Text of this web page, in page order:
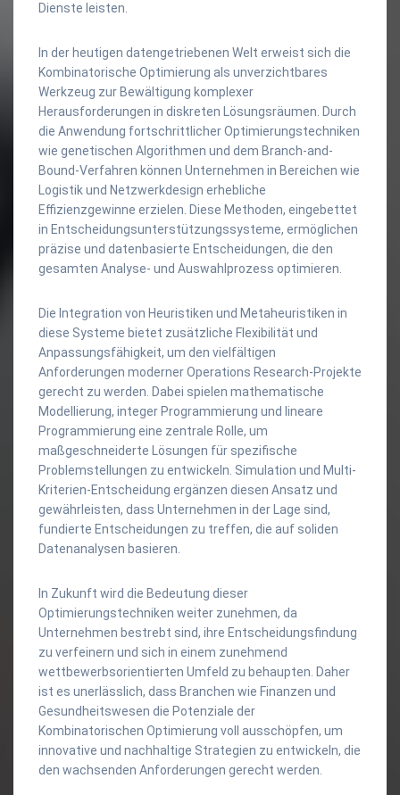
Dienste leisten.
In der heutigen datengetriebenen Welt erweist sich die
Kombinatorische Optimierung als unverzichtbares
Werkzeug zur Bewältigung komplexer
Herausforderungen in diskreten Lösungsräumen. Durch
die Anwendung fortschrittlicher Optimierungstechniken
wie genetischen Algorithmen und dem Branch-and-
Bound-Verfahren können Unternehmen in Bereichen wie
Logistik und Netzwerkdesign erhebliche
Effizienzgewinne erzielen. Diese Methoden, eingebettet
in Entscheidungsunterstützungssysteme, ermöglichen
präzise und datenbasierte Entscheidungen, die den
gesamten Analyse- und Auswahlprozess optimieren.
Die Integration von Heuristiken und Metaheuristiken in
diese Systeme bietet zusätzliche Flexibilität und
Anpassungsfähigkeit, um den vielfältigen
Anforderungen moderner Operations Research-Projekte
gerecht zu werden. Dabei spielen mathematische
Modellierung, integer Programmierung und lineare
Programmierung eine zentrale Rolle, um
maßgeschneiderte Lösungen für spezifische
Problemstellungen zu entwickeln. Simulation und Multi-
Kriterien-Entscheidung ergänzen diesen Ansatz und
gewährleisten, dass Unternehmen in der Lage sind,
fundierte Entscheidungen zu treffen, die auf soliden
Datenanalysen basieren.
In Zukunft wird die Bedeutung dieser
Optimierungstechniken weiter zunehmen, da
Unternehmen bestrebt sind, ihre Entscheidungsfindung
zu verfeinern und sich in einem zunehmend
wettbewerbsorientierten Umfeld zu behaupten. Daher
ist es unerlässlich, dass Branchen wie Finanzen und
Gesundheitswesen die Potenziale der
Kombinatorischen Optimierung voll ausschöpfen, um
innovative und nachhaltige Strategien zu entwickeln, die
den wachsenden Anforderungen gerecht werden.